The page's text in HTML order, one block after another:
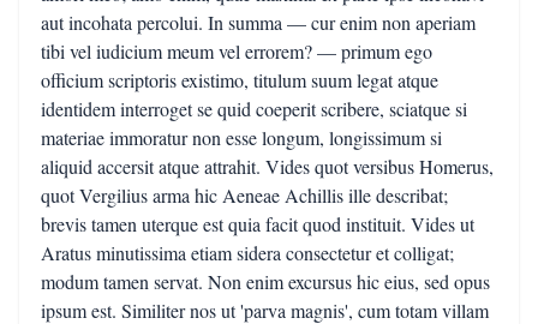
aut incohata percolui. In summa — cur enim non aperiam
tibi vel iudicium meum vel errorem? — primum ego
officium scriptoris existimo, titulum suum legat atque
identidem interroget se quid coeperit scribere, sciatque si
materiae immoratur non esse longum, longissimum si
aliquid accersit atque attrahit. Vides quot versibus Homerus,
quot Vergilius arma hic Aeneae Achillis ille describat;
brevis tamen uterque est quia facit quod instituit. Vides ut
Aratus minutissima etiam sidera consectetur et colligat;
modum tamen servat. Non enim excursus hic eius, sed opus
ipsum est. Similiter nos ut 'parva magnis', cum totam villam